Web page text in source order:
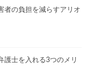
者の負担を減らすアリオ
護士を入れる3つのメリ